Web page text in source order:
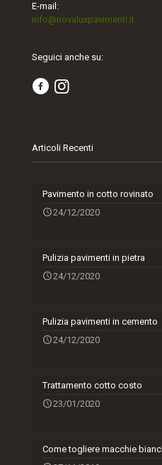
E-mail:
info@novaluxpavimenti.it
Seguici anche su:
Articoli Recenti
Pavimento in cotto rovinato
24/12/2020
Pulizia pavimenti in pietra
24/12/2020
Pulizia pavimenti in cemento
24/12/2020
Trattamento cotto costo
23/01/2020
Come togliere macchie